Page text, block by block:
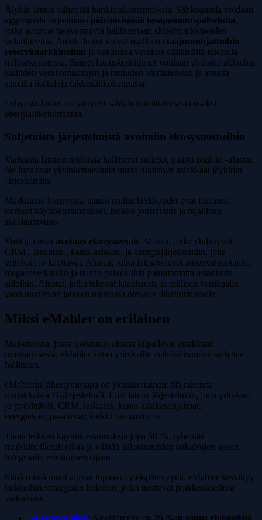
Älykäs lataus vähentää hankintakustannuksia. Sähköautoja voidaan
aggregoida tarjoamaan päivänsisäisiä tasapainotuspalveluita,
jotka auttavat tasevastaavia hallitsemaan sähkömarkkinoiden
volatiliteettia. Autokalustot voivat osallistua taajuusohjattuihin
reservimarkkinoihin ja vakauttaa verkkoa säätämällä kuormia
millisekunneissa. Suuret latauskeskittimet voidaan yhdistää akkuihin
kalliiden verkkomaksujen ja ruuhkien välttämiseksi ja ansaita
samalla lisätuloja tukkusähkökaupasta.
Lyhyesti: lataus on siirtynyt sähkön toimittamisesta osaksi
energialiiketoimintaa.
Suljetuista järjestelmistä avoimiin ekosysteemeihin
Varhaista latausmarkkinaa hallitsivat suljetut, päästä päähän -alustat.
Ne lupasivat yksinkertaisuutta mutta lukitsivat asiakkaat jäykkiin
järjestelmiin.
Markkinan kypsyessä tämän mallin heikkoudet ovat ilmeiset:
korkeat käyttökustannukset, heikko joustavuus ja rajallinen
skaalautuvuus.
Voittajia ovat avoimet ekosysteemit. Alustat, jotka yhdistyvät
CRM-, laskutus-, kanta-asiakas- ja energiajärjestelmiin, joita
yritykset jo käyttävät. Alustat, jotka integroituvat autonvalmistajiin,
megasovelluksiin ja uusiin palveluihin pakottamatta asiakkaita
siiloihin. Alustat, jotka tekevät latauksesta ei erillisen vertikaalin
vaan luontevan jatkeen olemassa olevalle liiketoiminnalle.
Miksi eMabler on erilainen
Maisemassa, jossa useimmat alustat kilpailevat asiakkaan
omistamisesta, eMabler antaa yrityksille mahdollisuuden säilyttää
hallinnan.
eMablerin lähestymistapa on yksinkertainen: älä rakenna
rinnakkaisia IT-järjestelmiä. Liitä lataus järjestelmiin, joita yritykset
jo pyörittävät. CRM, laskutus, kanta-asiakasohjelmat,
energiakauppa-alustat; kaikki integroituina.
Tämä leikkaa käyttökustannuksia jopa 50 %, lyhentää
markkinoilletuloaikaa ja välttää siiloutuneiden ratkaisujen ansan.
Integraatio eristämisen sijaan.
Siinä missä muut alustat lupaavat yleispätevyyttä, eMabler keskittyy
tarkkoihin strategisiin kiiloihin, jotka tuottavat poikkeuksellista
vaikutusta.
Salesforce-liitin: Salesforcella on 25 %:n osuus globaalista